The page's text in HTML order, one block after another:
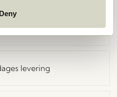
Deny
over499 DKK*
levering